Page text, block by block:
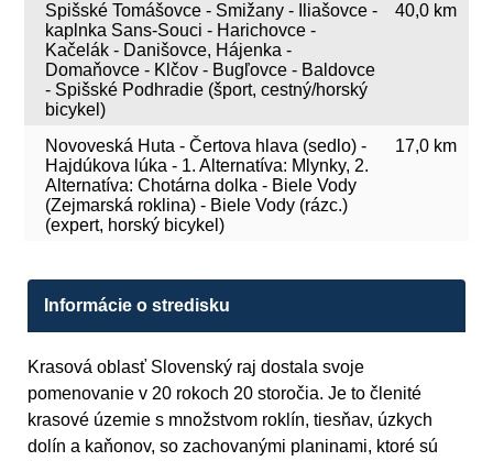
Spišské Tomášovce - Smižany - Iliašovce -
kaplnka Sans-Souci - Harichovce -
Kačelák - Danišovce, Hájenka -
Domaňovce - Klčov - Bugľovce - Baldovce
- Spišské Podhradie (šport, cestný/horský
bicykel)
40,0 km
Novoveská Huta - Čertova hlava (sedlo) -
Hajdúkova lúka - 1. Alternatíva: Mlynky, 2.
Alternatíva: Chotárna dolka - Biele Vody
(Zejmarská roklina) - Biele Vody (rázc.)
(expert, horský bicykel)
17,0 km
Informácie o stredisku
Krasová oblasť Slovenský raj dostala svoje
pomenovanie v 20 rokoch 20 storočia. Je to členité
krasové územie s množstvom roklín, tiesňav, úzkych
dolín a kaňonov, so zachovanými planinami, ktoré sú